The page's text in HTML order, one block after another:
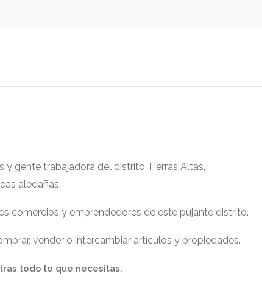
gente trabajadora del distrito Tierras Altas,
aledañas.
comercios y emprendedores de este pujante distrito.
vender o intercambiar artículos y propiedades.
todo lo que necesitas.